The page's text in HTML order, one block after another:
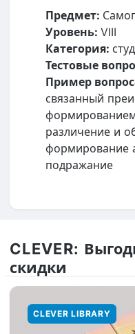
Предмет:
Уровень: VIII
Категория:
Тестовые
Пример
связанный
различение и
формирование
подражание
CLEVER:
скидки
CLEVER LIBRARY